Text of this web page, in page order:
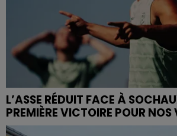
L’ASSE RÉDUIT FACE À
PREMIÈRE VICTOIRE POUR NOS